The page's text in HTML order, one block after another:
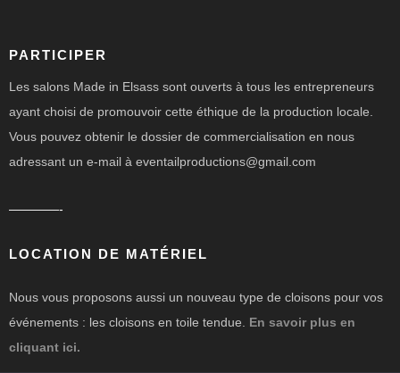
PARTICIPER
Les salons Made in Elsass sont ouverts à tous les entrepreneurs
ayant choisi de promouvoir cette éthique de la production locale.
Vous pouvez obtenir le dossier de commercialisation en nous
adressant un e-mail à eventailproductions@gmail.com
————-
LOCATION DE MATÉRIEL
Nous vous proposons aussi un nouveau type de cloisons pour vos
événements : les cloisons en toile tendue. En savoir plus en
cliquant ici.